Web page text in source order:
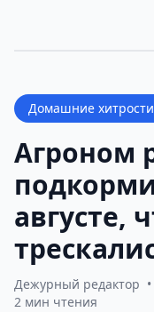
Домашние хитрости
Агроном
августе,
Дежурный редактор •
2 мин чтения